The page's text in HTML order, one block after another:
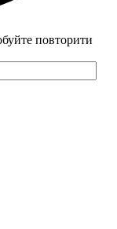
повторити